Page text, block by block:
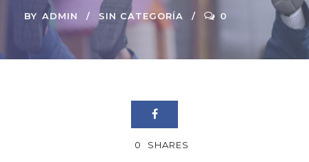
BY ADMIN SIN CATEGORÍA 0
0 SHARES